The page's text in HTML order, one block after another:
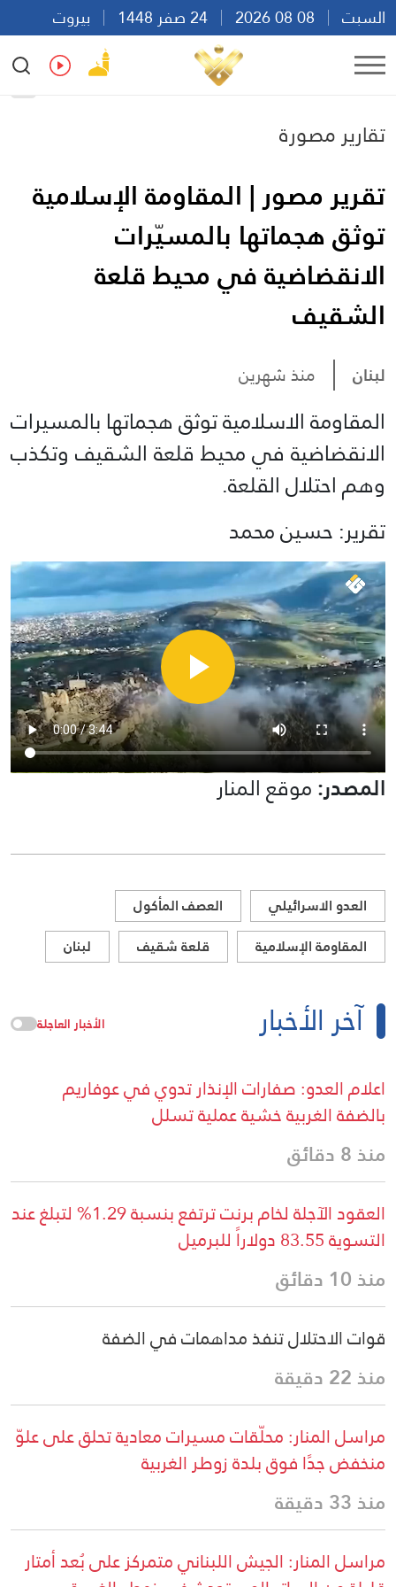
السبت
بيروت
10:28
Ar
تقارير مصورة
تقرير مصور | المقاومة الإسلامية
توثق هجماتها بالمسيّرات
الانقضاضية في محيط قلعة
الشقيف
لبنان منذ شهرين
المقاومة الاسلامية توثق هجماتها بالمسيرات
الانقضاضية في محيط قلعة الشقيف وتكذب
وهم احتلال القلعة.
تقرير: حسين محمد
المصدر:موقع المنار
العدو الاسرائيلي
العصف المأكول
المقاومة الإسلامية
قلعة شقيف لبنان
آخر الأخبار الأخبار العاجلة
اعلام العدو: صفارات الإنذار تدوي في عوفاريم
بالضفة الغربية خشية عملية تسلل
منذ 8 دقائق
العقود الآجلة لخام برنت ترتفع بنسبة 1.29% لتبلغ عند
التسوية 83.55 دولاراً للبرميل
منذ 10 دقائق
قوات الاحتلال تنفذ مداهمات في الضفة
منذ 22 دقيقة
مراسل المنار: محلّقات مسيرات معادية تحلق على علوّ
منخفض جدًا فوق بلدة زوطر الغربية
منذ 33 دقيقة
مراسل المنار: الجيش اللبناني متمركز على بُعد أمتار